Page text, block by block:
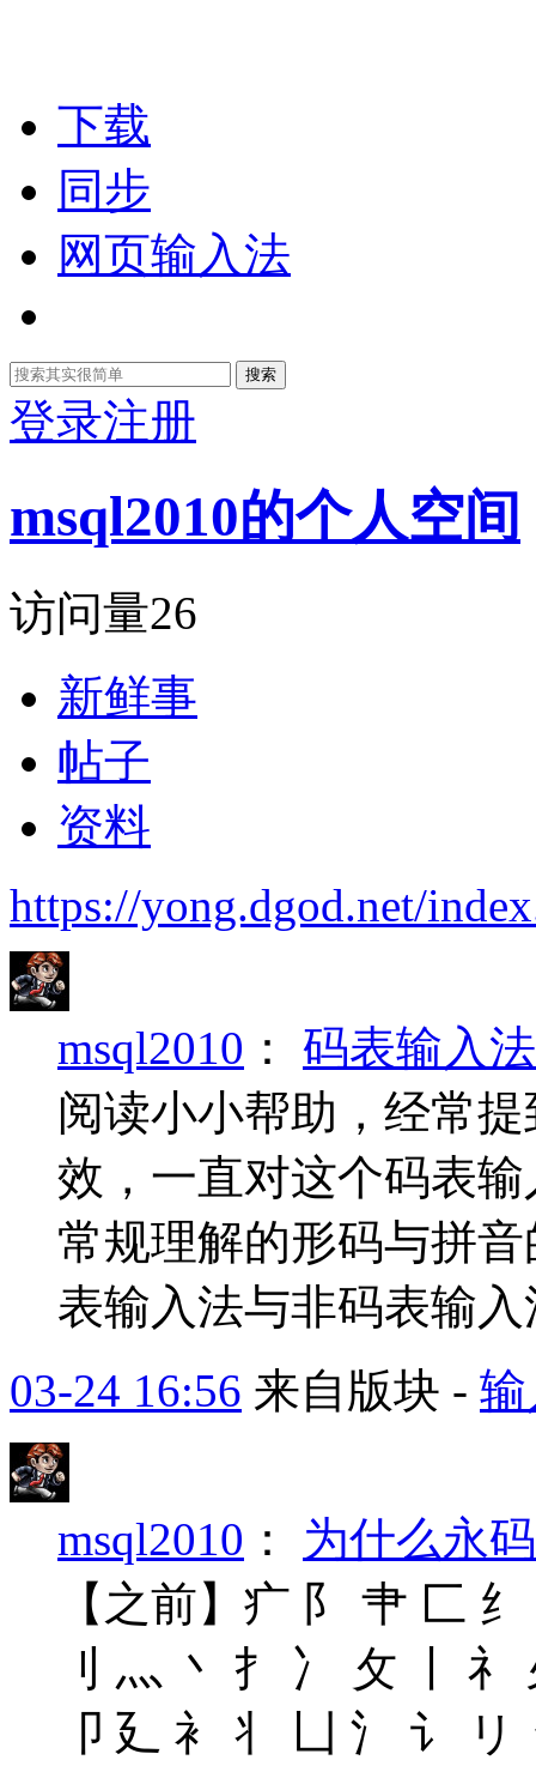
下载
同步
网页输入法
搜索
登录注册
msql2010的个人空间
访问量26
新鲜事
帖子
资料
https://yong.dgod.net/
msql2010 ： 码表输入
阅读小小帮助，经常
效，一直对这个码表
常规理解的形码与拼
表输入法与非码表输
03-24 16:56 来自版块 -
msql2010 ： 为什么永
【之前】疒 阝 肀 匚
刂 灬 丶 扌 冫 攵 丨
卩 廴 衤 丬 凵 氵 讠